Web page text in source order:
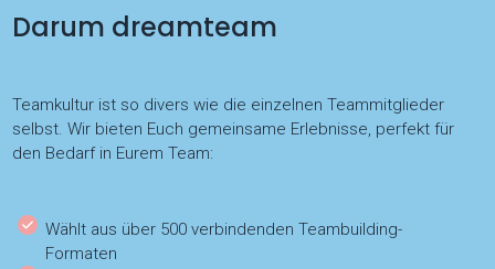
Darum dreamteam
Teamkultur ist so divers wie die einzelnen Teammitglieder
selbst. Wir bieten Euch gemeinsame Erlebnisse, perfekt für
den Bedarf in Eurem Team:
Wählt aus über 500 verbindenden Teambuilding-
Formaten